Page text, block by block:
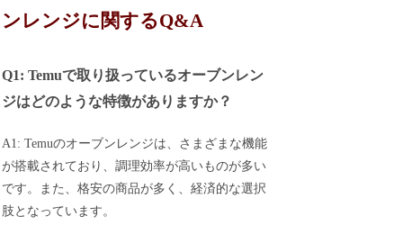
ンレンジに関するQ&A
Q1: Temuで取り扱っているオーブンレン
ジはどのような特徴がありますか？
A1: Temuのオーブンレンジは、さまざまな機能
が搭載されており、調理効率が高いものが多い
です。また、格安の商品が多く、経済的な選択
肢となっています。